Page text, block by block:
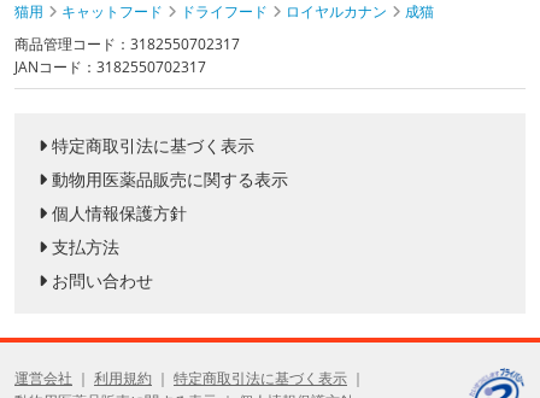
猫用 キャットフード ドライフード ロイヤルカナン
成猫
商品管理コード：3182550702317
JANコード：3182550702317
特定商取引法に基づく表示
動物用医薬品販売に関する表示
個人情報保護方針
支払方法
お問い合わせ
運営会社 利用規約
特定商取引法に基づく表示